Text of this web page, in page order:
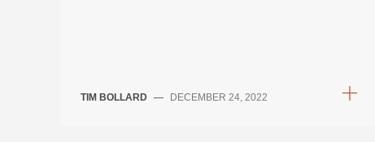
TIM BOLLARD — DECEMBER 24, 2022